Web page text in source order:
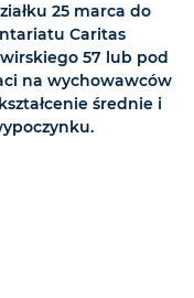
25 marca do
Caritas
57 lub pod
na wychowawców
średnie i